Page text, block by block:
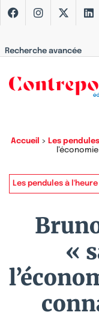
Recherche avancée
Accueil > Les
Les pendules à l'heure
«